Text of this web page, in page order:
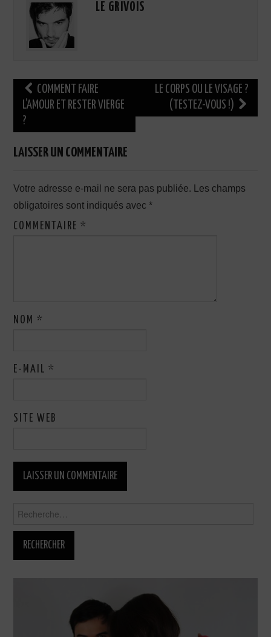
LE GRIVOIS
Navigation
des
articles
COMMENT FAIRE
L’AMOUR ET RESTER VIERGE
?
LE CORPS OU LE VISAGE ?
(TESTEZ-VOUS !)
LAISSER UN COMMENTAIRE
Votre adresse e-mail ne sera pas publiée.
Les champs
obligatoires sont indiqués avec*
COMMENTAIRE*
NOM*
E-MAIL*
SITE WEB